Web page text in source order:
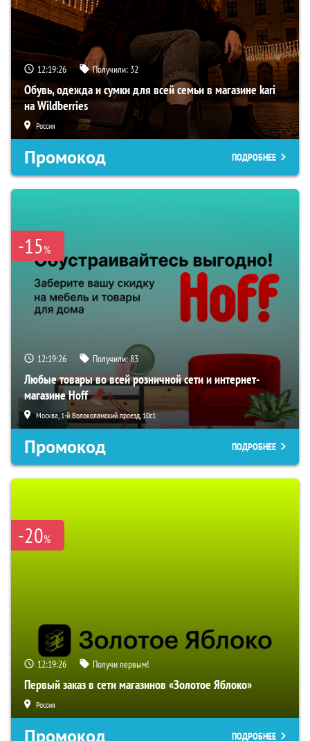
12:19:25 Получили: 32
Обувь, одежда и сумки для всей семьи в магазине kari
на Wildberries
Россия
Промокод ПОДРОБНЕЕ
-15%
12:19:25 Получили:83
Любые товары во всей розничной сети и интернет-
магазине Hoff
Москва, 1-й Волоколамский проезд, 10с1
Промокод ПОДРОБНЕЕ
-20%
12:19:25 Получи первым!
Первый заказ в сети магазинов «Золотое Яблоко»
Россия
Промокод ПОДРОБНЕЕ